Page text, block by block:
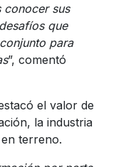
conocer sus
que
para
”, comentó
el valor de
la industria
terreno.